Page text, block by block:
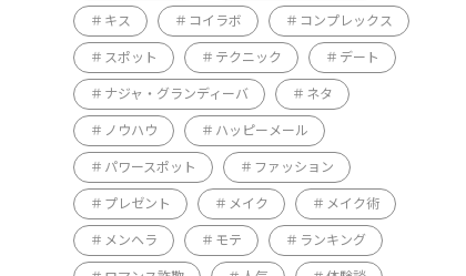
キス コイラボ コンプレックス
スポット テクニック デート
ナジャ・グランディーバ ネタ
ノウハウ ハッピーメール
パワースポット ファッション
プレゼント メイク メイク術
メンヘラ モテ ランキング